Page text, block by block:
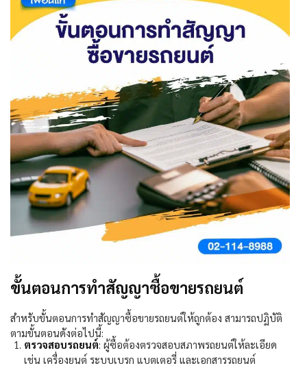
ขั้นตอนการทำสัญญาซื้อขายรถยนต์
สำหรับขั้นตอนการทำสัญญาซื้อขายรถยนต์ให้ถูกต้อง สามารถปฏิบัติ
ตามขั้นตอนดังต่อไปนี้:
ตรวจสอบรถยนต์: ผู้ซื้อต้องตรวจสอบสภาพรถยนต์ให้ละเอียด
เช่น เครื่องยนต์ ระบบเบรก แบตเตอรี่ และเอกสารรถยนต์